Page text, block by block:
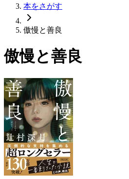
本をさがす
傲慢と善良
傲慢と善良